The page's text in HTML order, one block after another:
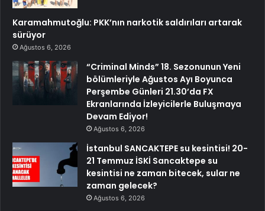
Karamahmutoğlu: PKK’nın narkotik saldırıları artarak
sürüyor
Ağustos 6, 2026
“Criminal Minds” 18. Sezonunun Yeni
bölümleriyle Ağustos Ayı Boyunca
Perşembe Günleri 21.30’da FX
Ekranlarında İzleyicilerle Buluşmaya
Devam Ediyor!
Ağustos 6, 2026
İstanbul SANCAKTEPE su kesintisi! 20-
21 Temmuz İSKİ Sancaktepe su
kesintisi ne zaman bitecek, sular ne
zaman gelecek?
Ağustos 6, 2026